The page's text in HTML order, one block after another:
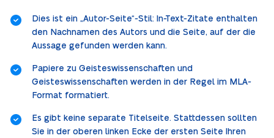
Dies ist ein „Autor-Seite“-Stil: In-Text-Zitate enthalten
den Nachnamen des Autors und die Seite, auf der die
Aussage gefunden werden kann.
Papiere zu Geisteswissenschaften und
Geisteswissenschaften werden in der Regel im MLA-
Format formatiert.
Es gibt keine separate Titelseite. Stattdessen sollten
Sie in der oberen linken Ecke der ersten Seite Ihren